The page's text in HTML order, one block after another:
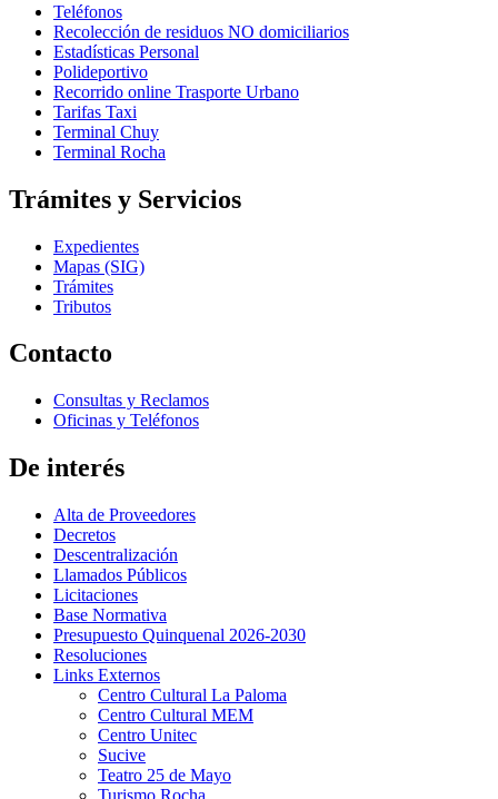
Teléfonos
Recolección de residuos NO domiciliarios
Estadísticas Personal
Polideportivo
Recorrido online Trasporte Urbano
Tarifas Taxi
Terminal Chuy
Terminal Rocha
Trámites y Servicios
Expedientes
Mapas (SIG)
Trámites
Tributos
Contacto
Consultas y Reclamos
Oficinas y Teléfonos
De interés
Alta de Proveedores
Decretos
Descentralización
Llamados Públicos
Licitaciones
Base Normativa
Presupuesto Quinquenal 2026-2030
Resoluciones
Links Externos
Centro Cultural La Paloma
Centro Cultural MEM
Centro Unitec
Sucive
Teatro 25 de Mayo